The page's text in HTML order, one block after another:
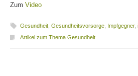
Zum Video
Gesundheit, Gesundheitsvorsorge, Impfgegner,
Artikel zum Thema Gesundheit